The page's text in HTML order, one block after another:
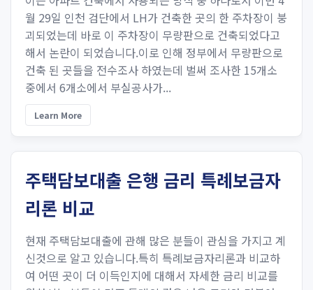
월 29일 인천 검단에서 LH가 건축한 곳의 한 주차장이 붕
괴되었는데 바로 이 주차장이 무량판으로 건축되었다고
해서 논란이 되었습니다.이로 인해 정부에서 무량판으로
건축 된 곳들을 전수조사 하였는데 벌써 조사한 15개소
중에서 6개소에서 부실공사가...
Learn More
주택담보대출 은행 금리 특례보금자
리론 비교
현재 주택담보대출에 관해 많은 분들이 관심을 가지고 계
신것으로 알고 있습니다.특히 특례보금자리론과 비교하
여 어떤 곳이 더 이득인지에 대해서 자세한 금리 비교를